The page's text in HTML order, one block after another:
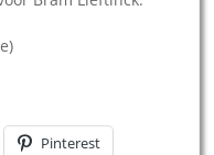
Pinterest